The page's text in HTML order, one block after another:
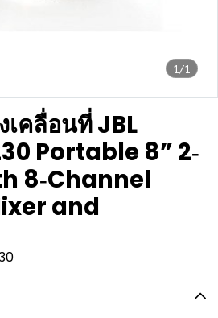
1/1
เคลื่อนที่ JBL
Portable 8” 2‐
8‐Channel
and